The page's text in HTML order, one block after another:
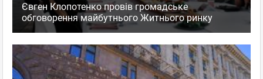
Євген Клопотенко провів громадське
обговорення майбутнього Житнього ринку